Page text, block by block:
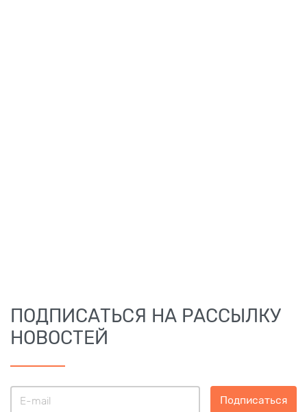
ПОДПИСАТЬСЯ НА РАССЫЛКУ
НОВОСТЕЙ
Подписаться